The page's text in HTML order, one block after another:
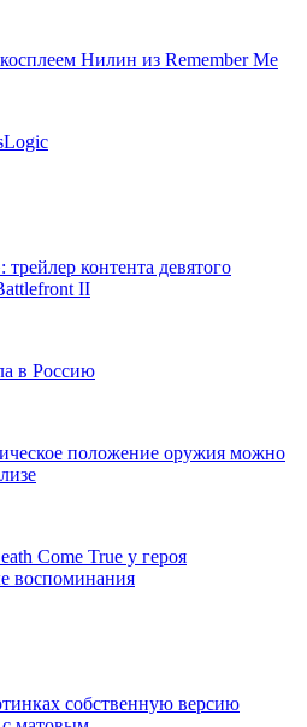
Нилин из Remember Me
трейлер контента девятого
II
в Россию
положение оружия можно
Come True у героя
воспоминания
собственную версию